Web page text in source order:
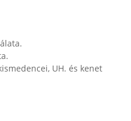
UH. és kenet